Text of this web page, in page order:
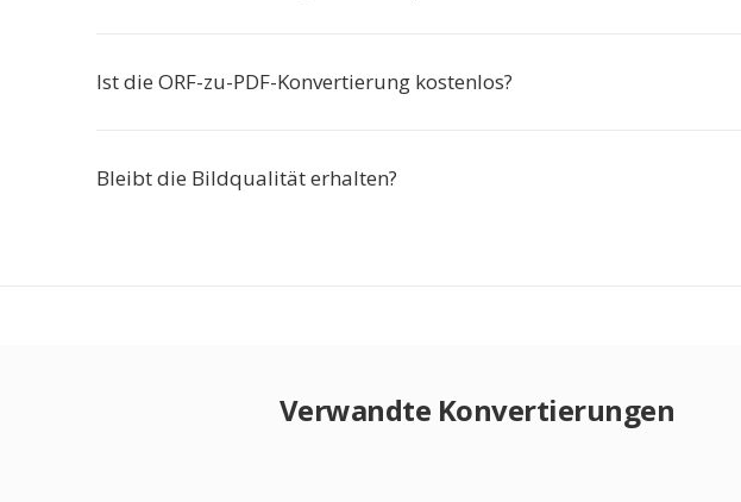
Ist die ORF-zu-PDF-Konvertierung kostenlos?
Bleibt die Bildqualität erhalten?
Verwandte Konvertierungen